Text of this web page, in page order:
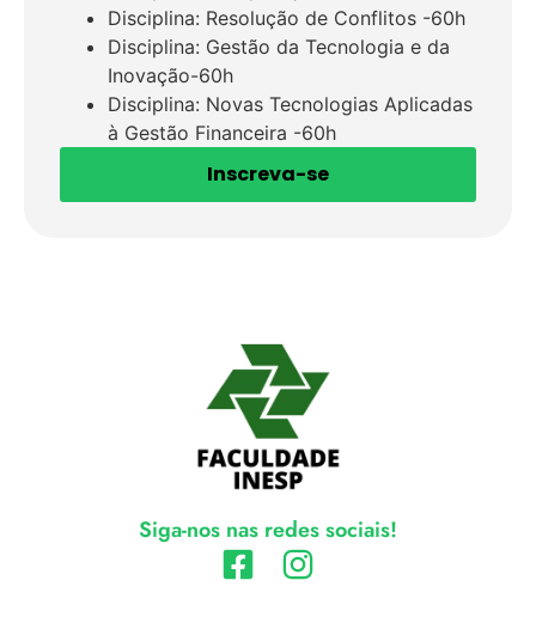
Disciplina: Resolução de Conflitos -60h
Disciplina: Gestão da Tecnologia e da
Inovação-60h
Disciplina: Novas Tecnologias Aplicadas
à Gestão Financeira -60h
Inscreva-se
Siga-nos nas redes sociais!